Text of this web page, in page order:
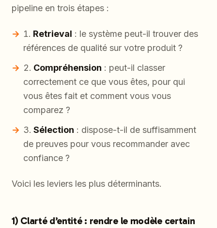
pipeline en trois étapes :
Retrieval : le système peut-il trouver des
références de qualité sur votre produit ?
Compréhension : peut-il classer
correctement ce que vous êtes, pour qui
vous êtes fait et comment vous vous
comparez ?
Sélection : dispose-t-il de suffisamment
de preuves pour vous recommander avec
confiance ?
Voici les leviers les plus déterminants.
1) Clarté d’entité : rendre le modèle certain